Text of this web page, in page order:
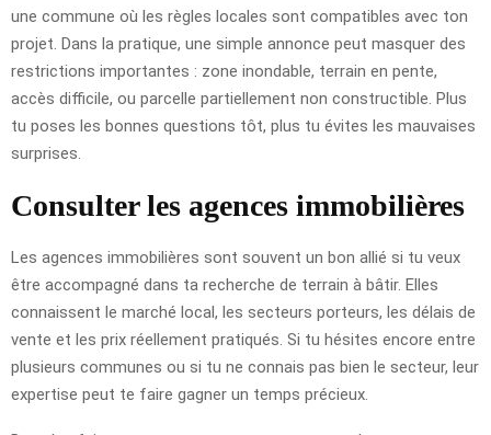
une commune où les règles locales sont compatibles avec ton
projet. Dans la pratique, une simple annonce peut masquer des
restrictions importantes : zone inondable, terrain en pente,
accès difficile, ou parcelle partiellement non constructible. Plus
tu poses les bonnes questions tôt, plus tu évites les mauvaises
surprises.
Consulter les agences immobilières
Les agences immobilières sont souvent un bon allié si tu veux
être accompagné dans ta recherche de terrain à bâtir. Elles
connaissent le marché local, les secteurs porteurs, les délais de
vente et les prix réellement pratiqués. Si tu hésites encore entre
plusieurs communes ou si tu ne connais pas bien le secteur, leur
expertise peut te faire gagner un temps précieux.